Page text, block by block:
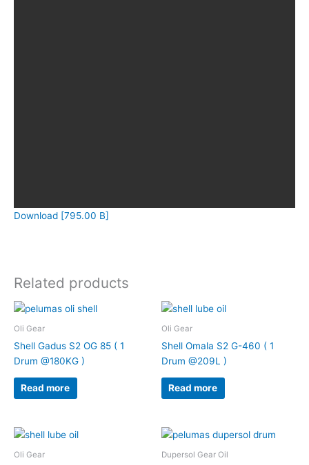
Download [795.00 B]
Related products
Oli Gear
Shell Gadus S2 OG 85 ( 1
Drum @180KG )
Read more
Oli Gear
Shell Omala S2 G-460 ( 1
Drum @209L )
Read more
Oli Gear Dupersol Gear Oil